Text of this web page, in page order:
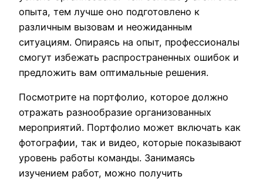
опыта, тем лучше оно подготовлено к
различным вызовам и неожиданным
ситуациям. Опираясь на опыт, профессионалы
смогут избежать распространенных ошибок и
предложить вам оптимальные решения.
Посмотрите на портфолио, которое должно
отражать разнообразие организованных
мероприятий. Портфолио может включать как
фотографии, так и видео, которые показывают
уровень работы команды. Занимаясь
изучением работ, можно получить